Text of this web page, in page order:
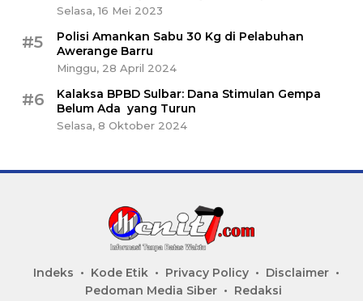
Selasa, 16 Mei 2023
#5
Polisi Amankan Sabu 30 Kg di Pelabuhan
Awerange Barru
Minggu, 28 April 2024
#6
Kalaksa BPBD Sulbar: Dana Stimulan Gempa
Belum Ada yang Turun
Selasa, 8 Oktober 2024
Indeks Kode Etik Privacy Policy
Disclaimer
Pedoman Media Siber
Redaksi